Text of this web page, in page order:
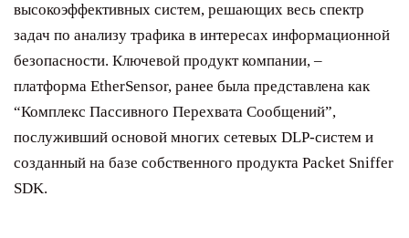
высокоэффективных систем, решающих весь спектр
задач по анализу трафика в интересах информационной
безопасности. Ключевой продукт компании, –
платформа EtherSensor, ранее была представлена как
“Комплекс Пассивного Перехвата Сообщений”,
послуживший основой многих сетевых DLP-систем и
созданный на базе собственного продукта Packet Sniffer
SDK.